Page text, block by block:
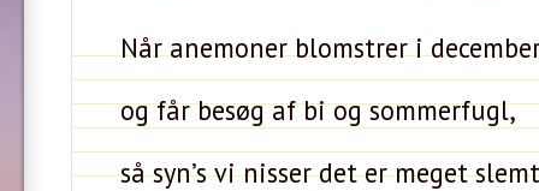
Når anemoner blomstrer i
og får besøg af bi og sommerfugl,
så syn’s vi nisser det er meget